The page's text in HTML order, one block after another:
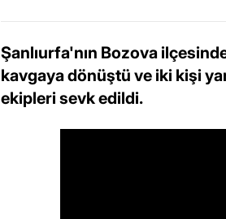
Şanlıurfa'nın Bozova
kavgaya dönüştü ve iki kişi
ekipleri sevk edildi.